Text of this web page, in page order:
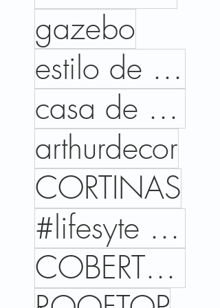
gazebo
estilo de vida
casa de campo
arthurdecor
CORTINAS
#lifesyte #trends #cores #interiordesign #home
COBERTURAS